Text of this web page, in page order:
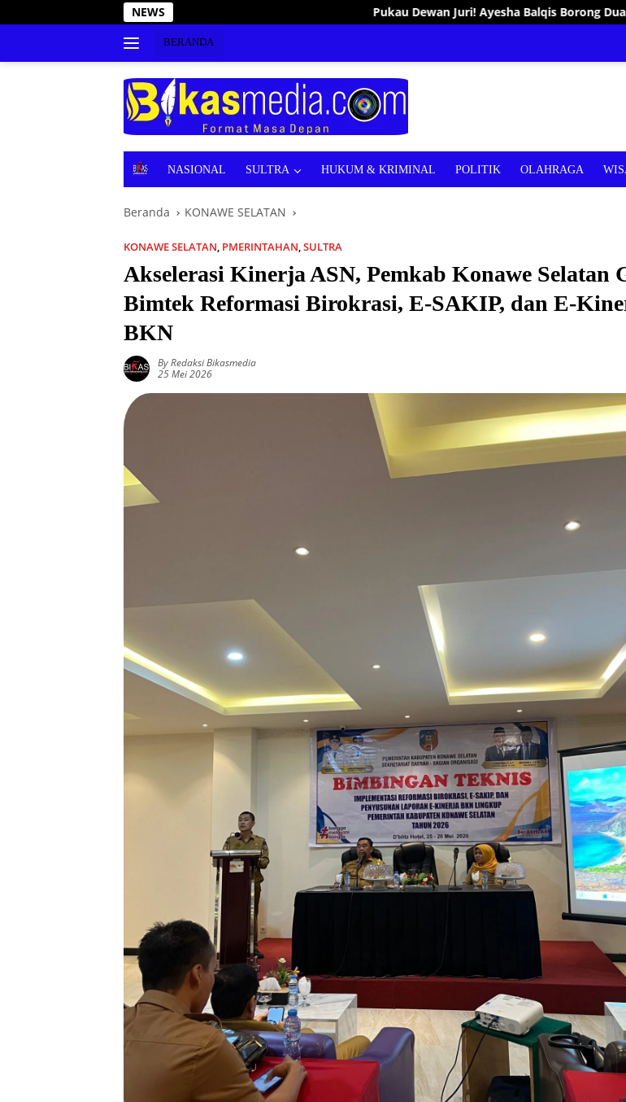
ke
NEWS Pukau Dewan Juri! Ayesha Balqis Borong Dua Gelar Bergengsi di Pemilihan
BERANDA
B
I
A
NASIONAL SULTRA HUKUM & KRIMINAL POLITIK OLAHRAGA
Beranda KONAWE SELATAN
KONAWE SELATAN, PMERINTAHAN,SULTRA
Akselerasi Kinerja ASN, Pemkab Konawe Selatan
Bimtek Reformasi Birokrasi, E-SAKIP, dan E-
BKN
By Redaksi Bikasmedia
25 Mei 2026